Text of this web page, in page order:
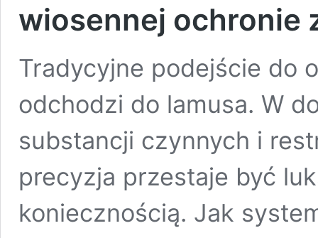
wiosennej ochronie
Tradycyjne podejście do
odchodzi do lamusa. W
substancji czynnych i
precyzja przestaje być
koniecznością. Jak